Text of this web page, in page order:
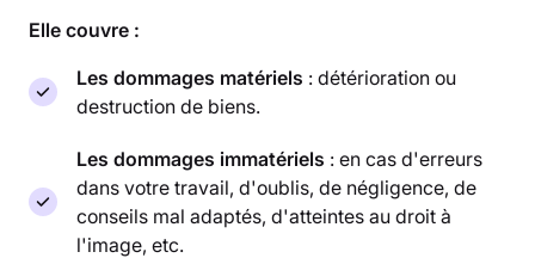
Elle couvre :
Les dommages matériels : détérioration ou
destruction de biens.
Les dommages immatériels : en cas d'erreurs
dans votre travail, d'oublis, de négligence, de
conseils mal adaptés, d'atteintes au droit à
l'image, etc.